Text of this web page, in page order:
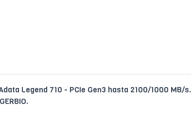
Legend 710 - PCIe Gen3 hasta 2100/1000 MB/s.